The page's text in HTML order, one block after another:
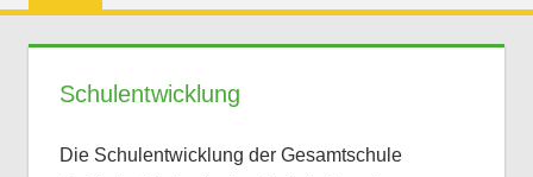
Schulentwicklung
Die Schulentwicklung der Gesamtschule